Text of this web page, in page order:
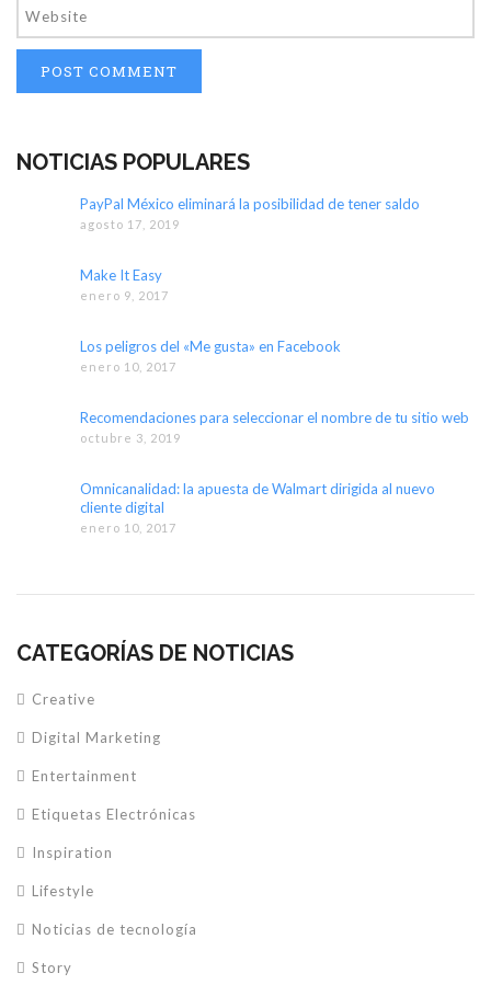
NOTICIAS POPULARES
PayPal México eliminará la posibilidad de tener saldo
agosto 17, 2019
Make It Easy
enero 9, 2017
Los peligros del «Me gusta» en Facebook
enero 10, 2017
Recomendaciones para seleccionar el nombre de tu sitio web
octubre 3, 2019
Omnicanalidad: la apuesta de Walmart dirigida al nuevo
cliente digital
enero 10, 2017
CATEGORÍAS DE NOTICIAS
Creative
Digital Marketing
Entertainment
Etiquetas Electrónicas
Inspiration
Lifestyle
Noticias de tecnología
Story